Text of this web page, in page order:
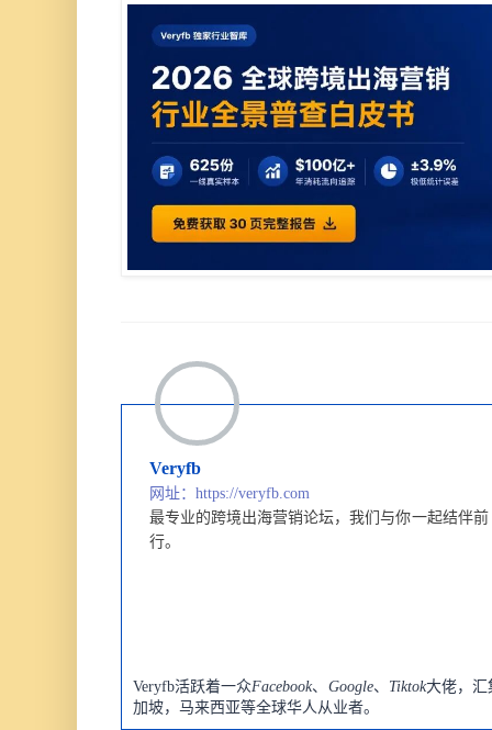
Veryfb
网址：https://veryfb.com
最专业的跨境出海营销论坛，我们与你一起结伴前
行。
Veryfb活跃着一众Facebook、 Google、 Tiktok大佬，汇
加坡，马来西亚等全球华人从业者。